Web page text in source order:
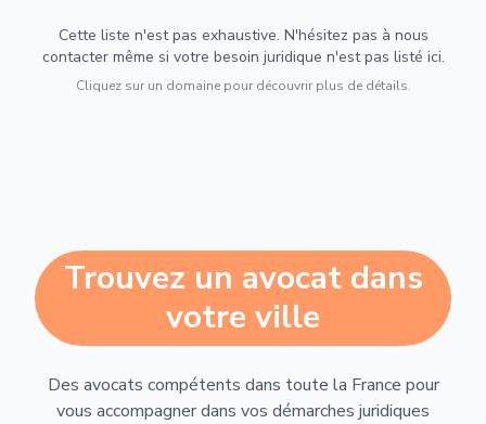
Cette liste n'est pas exhaustive. N'hésitez pas à nous
contacter même si votre besoin juridique n'est pas listé ici.
Cliquez sur un domaine pour découvrir plus de détails.
Trouvez un avocat dans
votre ville
Des avocats compétents dans toute la France pour
vous accompagner dans vos démarches juridiques